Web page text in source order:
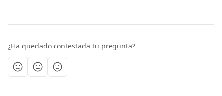
¿Ha quedado contestada tu pregunta?